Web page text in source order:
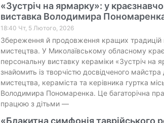
«Зустріч на ярмарку»: у
виставка Володимира
18:40 Чт, 5 Лютого, 2026
Збереження й продовження кращих традицій
мистецтва. У Миколаївському обласному
персональну виставку кераміки «Зустріч на
знайомить із творчістю досвідченого
мистецтва, кераміста та керівника гуртка
Володимира Пономаренка. Це багаторічна
працюю з дітьми —
«Блакитна симфонія таврійського